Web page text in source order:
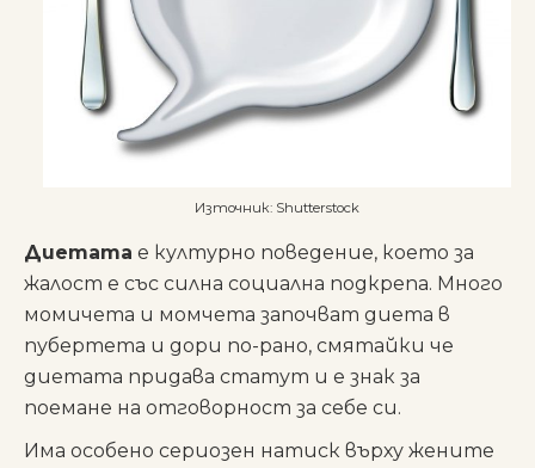
Източник: Shutterstock
Диетата е културно поведение, което за
жалост е със силна социална подкрепа. Много
момичета и момчета започват диета в
пубертета и дори по-рано, смятайки че
диетата придава статут и е знак за
поемане на отговорност за себе си.
Има особено сериозен натиск върху жените